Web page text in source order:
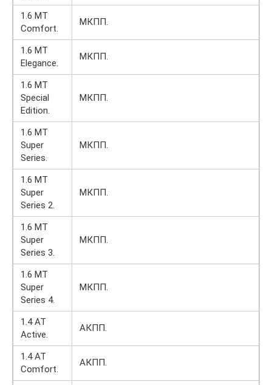
1.6 MT
Comfort.
МКПП.
1.6 MT
Elegance.
МКПП.
1.6 MT
Special
Edition.
МКПП.
1.6 MT
Super
Series.
МКПП.
1.6 MT
Super
Series 2.
МКПП.
1.6 MT
Super
Series 3.
МКПП.
1.6 MT
Super
Series 4.
МКПП.
1.4 AT
Active.
АКПП.
1.4 AT
Comfort.
АКПП.